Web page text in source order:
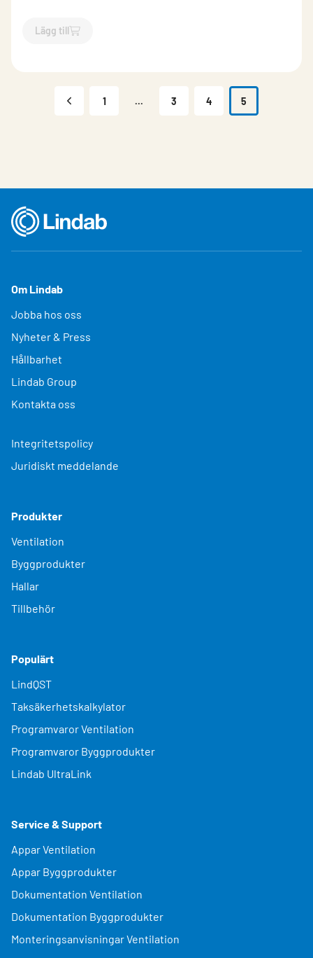
Lägg till
`$Lägg till
1 ... 3 4 5
Om Lindab
Jobba hos oss
Nyheter & Press
Hållbarhet
Lindab Group
Kontakta oss
Integritetspolicy
Juridiskt meddelande
Produkter
Ventilation
Byggprodukter
Hallar
Tillbehör
Populärt
LindQST
Taksäkerhetskalkylator
Programvaror Ventilation
Programvaror Byggprodukter
Lindab UltraLink
Service & Support
Appar Ventilation
Appar Byggprodukter
Dokumentation Ventilation
Dokumentation Byggprodukter
Monteringsanvisningar Ventilation